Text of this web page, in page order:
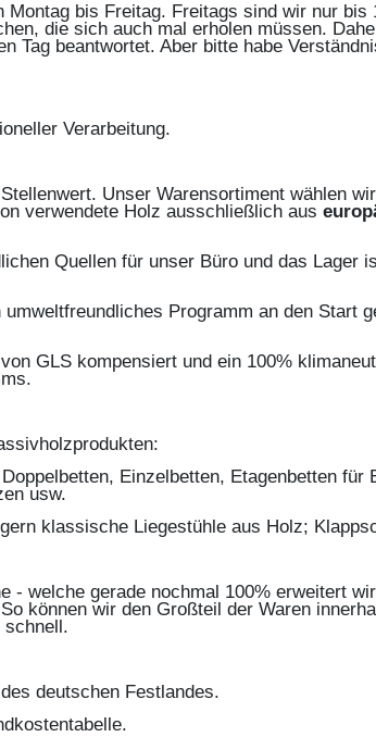
bis Freitag. Freitags sind wir nur
die sich auch mal erholen müssen.
Tag beantwortet. Aber bitte habe
Verarbeitung.
Unser Warensortiment wählen
verwendete Holz ausschließlich aus
Quellen für unser Büro und das Lager
Programm an den Start
GLS kompensiert und ein 100%
Einzelbetten, Etagenbetten
usw.
klassische Liegestühle aus Holz;
- welche gerade nochmal 100% erweitert
können wir den Großteil der Waren
schnell.
deutschen Festlandes.